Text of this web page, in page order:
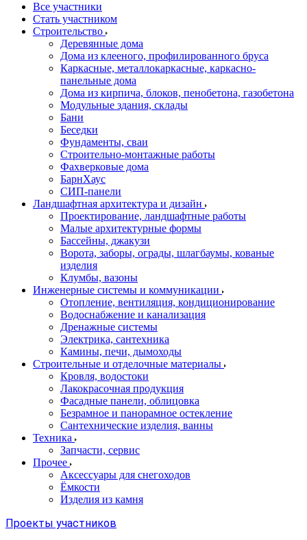
Все участники
Стать участником
Строительство
Деревянные дома
Дома из клееного, профилированного бруса
Каркасные, металлокаркасные, каркасно-
панельные дома
Дома из кирпича, блоков, пенобетона, газобетона
Модульные здания, склады
Бани
Беседки
Фундаменты, сваи
Строительно-монтажные работы
Фахверковые дома
БарнХаус
СИП-панели
Ландшафтная архитектура и дизайн
Проектирование, ландшафтные работы
Малые архитектурные формы
Бассейны, джакузи
Ворота, заборы, ограды, шлагбаумы, кованые
изделия
Клумбы, вазоны
Инженерные системы и коммуникации
Отопление, вентиляция, кондиционирование
Водоснабжение и канализация
Дренажные системы
Электрика, сантехника
Камины, печи, дымоходы
Строительные и отделочные материалы
Кровля, водостоки
Лакокрасочная продукция
Фасадные панели, облицовка
Безрамное и панорамное остекление
Сантехнические изделия, ванны
Техника
Запчасти, сервис
Прочее
Аксессуары для снегоходов
Ёмкости
Изделия из камня
Проекты участников